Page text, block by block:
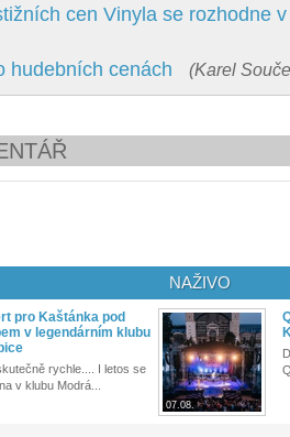
cen Vinyla se rozhodne
hudebních cenách (Karel
pro Kaštánka pod
v legendárním klubu
rychle.... I letos se
v klubu Modrá...
NAŽIVO
07.08.